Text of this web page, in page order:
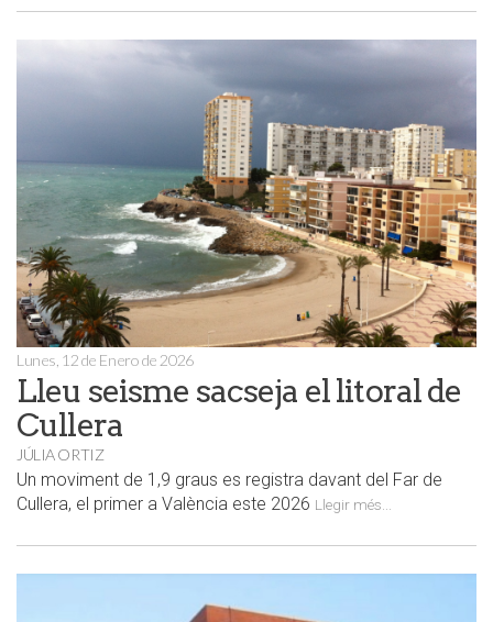
Lunes, 12 de Enero de 2026
Lleu seisme sacseja el litoral de
Cullera
JÚLIA ORTIZ
Un moviment de 1,9 graus es registra davant del Far de
Cullera, el primer a València este 2026 Llegir més...